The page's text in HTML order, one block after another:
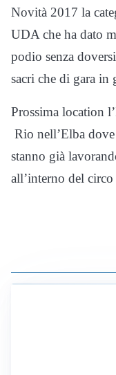
Novità 2017 la
UDA che ha dato
podio senza
sacri che di gara in
Prossima location
Rio nell’Elba
stanno già
all’interno del